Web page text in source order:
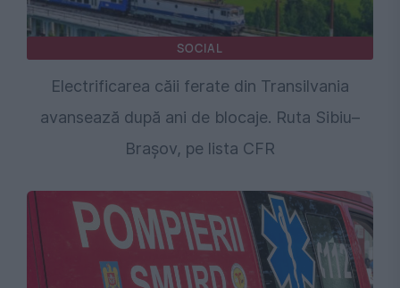
SOCIAL
Electrificarea căii ferate din Transilvania
avansează după ani de blocaje. Ruta Sibiu–
Brașov, pe lista CFR